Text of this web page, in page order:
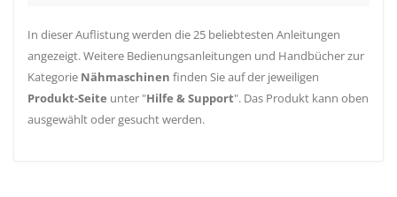
In dieser Auflistung werden die 25 beliebtesten Anleitungen
angezeigt. Weitere Bedienungsanleitungen und Handbücher zur
Kategorie Nähmaschinen finden Sie auf der jeweiligen
Produkt-Seite unter "Hilfe & Support". Das Produkt kann oben
ausgewählt oder gesucht werden.